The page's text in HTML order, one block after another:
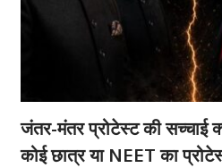
जंतर-मंतर प्रोटेस्ट की
कोई छात्र या NEET का